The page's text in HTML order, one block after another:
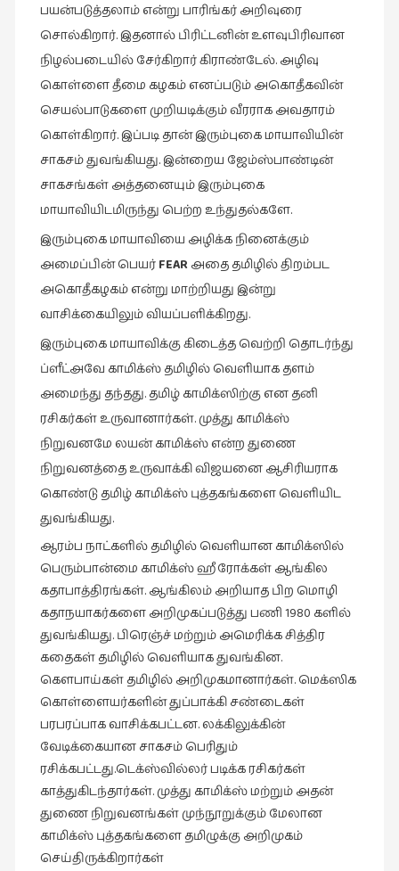
பயன்படுத்தலாம் என்று பாரிங்கர் அறிவுரை
சொல்கிறார். இதனால் பிரிட்டனின் உளவுபிரிவான
நிழல்படையில் சேர்கிறார் கிராண்டேல். அழிவு
கொள்ளை தீமை கழகம் எனப்படும் அகொதீகவின்
செயல்பாடுகளை முறியடிக்கும் வீரராக அவதாரம்
கொள்கிறார். இப்படி தான் இரும்புகை மாயாவியின்
சாகசம் துவங்கியது. இன்றைய ஜேம்ஸ்பாண்டின்
சாகசங்கள் அத்தனையும் இரும்புகை
மாயாவியிடமிருந்து பெற்ற உந்துதல்களே.
இரும்புகை மாயாவியை அழிக்க நினைக்கும்
அமைப்பின் பெயர்FEAR அதை தமிழில் திறம்பட
அகொதீகழகம் என்று மாற்றியது இன்று
வாசிக்கையிலும் வியப்பளிக்கிறது.
இரும்புகை மாயாவிக்கு கிடைத்த வெற்றி தொடர்ந்து
ப்ளீட்அவே காமிக்ஸ் தமிழில் வெளியாக தளம்
அமைந்து தந்தது. தமிழ் காமிக்ஸிற்கு என தனி
ரசிகர்கள் உருவானார்கள். முத்து காமிக்ஸ்
நிறுவனமே லயன் காமிக்ஸ் என்ற துணை
நிறுவனத்தை உருவாக்கி விஜயனை ஆசிரியராக
கொண்டு தமிழ் காமிக்ஸ் புத்தகங்களை வெளியிட
துவங்கியது.
ஆரம்ப நாட்களில் தமிழில் வெளியான காமிக்ஸில்
பெரும்பான்மை காமிக்ஸ் ஹீரோக்கள் ஆங்கில
கதாபாத்திரங்கள். ஆங்கிலம் அறியாத பிற மொழி
கதாநயாகர்களை அறிமுகப்படுத்து பணி 1980 களில்
துவங்கியது. பிரெஞ்ச் மற்றும் அமெரிக்க சித்திர
கதைகள் தமிழில் வெளியாக துவங்கின.
கௌபாய்கள் தமிழில் அறிமுகமானார்கள். மெக்ஸிக
கொள்ளையர்களின் துப்பாக்கி சண்டைகள்
பரபரப்பாக வாசிக்கபட்டன. லக்கிலுக்கின்
வேடிக்கையான சாகசம் பெரிதும்
ரசிக்கபட்டது.டெக்ஸ்வில்லர் படிக்க ரசிகர்கள்
காத்துகிடந்தார்கள். முத்து காமிக்ஸ் மற்றும் அதன்
துணை நிறுவனங்கள் முந்நூறுக்கும் மேலான
காமிக்ஸ் புத்தகங்களை தமிழுக்கு அறிமுகம்
செய்திருக்கிறார்கள்